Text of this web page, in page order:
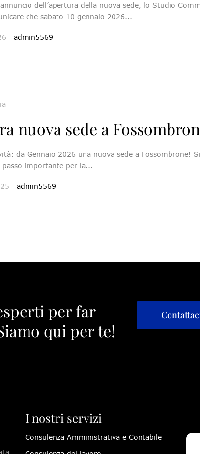
dell’apertura della nuova sede, lo Studio
che sabato 10 gennaio 2026...
admin5569
nuova sede a
da Gennaio 2026 una nuova sede a Fossombrone!
passo importante per la...
admin5569
per far
qui per te!
I nostri servizi
Consulenza Amministrativa e Contabile